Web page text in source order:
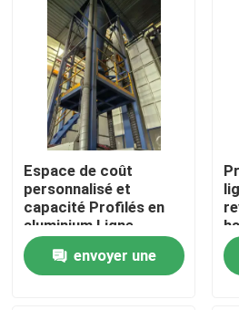
Maison
Produits
Espace de coût
personnalisé et
capacité Profilés en
aluminium Ligne
verticale de
revêtement en poudre
haute performance
envoyer une